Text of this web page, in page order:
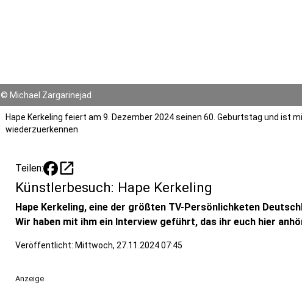
© Michael Zargarinejad
Hape Kerkeling feiert am 9. Dezember 2024 seinen 60. Geburtstag und ist
wiederzuerkennen
Teilen: open_in_new
Künstlerbesuch: Hape Kerkeling
Hape Kerkeling, eine der größten TV-Persönlichketen
Wir haben mit ihm ein Interview geführt, das ihr euch hier
Veröffentlicht: Mittwoch, 27.11.2024 07:45
Anzeige